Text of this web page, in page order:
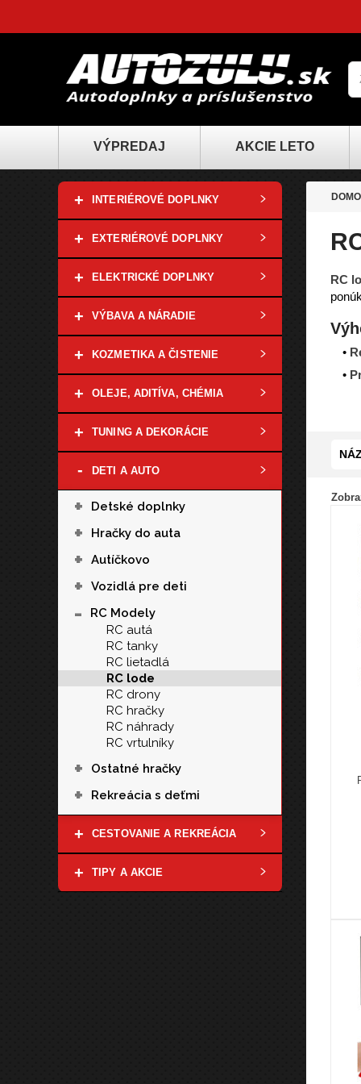
VÝPREDAJ AKCIE LETO
+ INTERIÉROVÉ DOPLNKY
+ EXTERIÉROVÉ DOPLNKY
+ ELEKTRICKÉ DOPLNKY
+ VÝBAVA A NÁRADIE
+ KOZMETIKA A ČISTENIE
+ OLEJE, ADITÍVA, CHÉMIA
+ TUNING A DEKORÁCIE
- DETI A AUTO
+ Detské doplnky
+ Hračky do auta
+ Autíčkovo
+ Vozidlá pre deti
-
RC Modely
RC autá
RC tanky
RC lietadlá
RC lode
RC drony
RC hračky
RC náhrady
RC vrtulníky
+ Ostatné hračky
+ Rekreácia s deťmi
+ CESTOVANIE A REKREÁCIA
+ TIPY A AKCIE
RC
•
•